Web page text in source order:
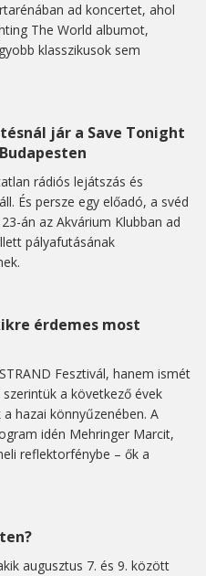
ad koncertet, ahol
The World albumot,
klasszikusok sem
jár a Save Tonight
rádiós lejátszás és
És persze egy előadó, a svéd
án az Akvárium Klubban ad
pályafutásának
érdemes most
Fesztivál, hanem ismét
a következő évek
hazai könnyűzenében. A
idén Mehringer Marcit,
reflektorfénybe – ők a
augusztus 7. és 9. között